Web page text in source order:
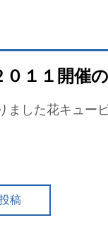
０１１開催
ました花キュー
稿